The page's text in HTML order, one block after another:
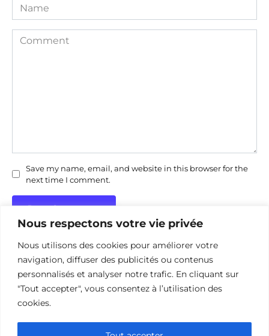
Nous respectons votre vie privée
Nous utilisons des cookies pour améliorer votre
navigation, diffuser des publicités ou contenus
personnalisés et analyser notre trafic. En cliquant sur
"Tout accepter", vous consentez à l’utilisation des
cookies.
Name
Comment
Save my name, email, and website in this browser for the
next time I comment.
Politique de confidentialité
Politique d’utilisation des cookies